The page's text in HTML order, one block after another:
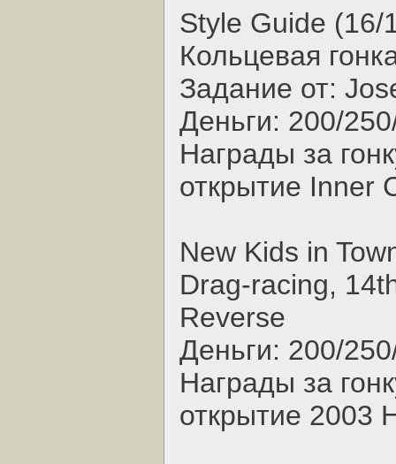
Style Guide (16/
Кольцевая
Задание от:
Деньги: 200/
Награды за
открытие Inner
New Kids in
Drag-racing,
Reverse
Деньги: 200/
Награды за
открытие 2003